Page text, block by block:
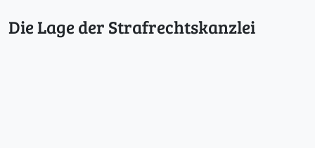
Die Lage der Strafrechtskanzlei